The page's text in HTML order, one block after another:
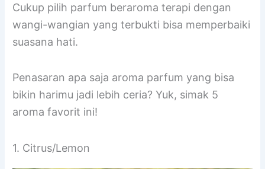
Cukup pilih parfum beraroma terapi dengan
wangi-wangian yang terbukti bisa memperbaiki
suasana hati.
Penasaran apa saja aroma parfum yang bisa
bikin harimu jadi lebih ceria? Yuk, simak 5
aroma favorit ini!
1. Citrus/Lemon